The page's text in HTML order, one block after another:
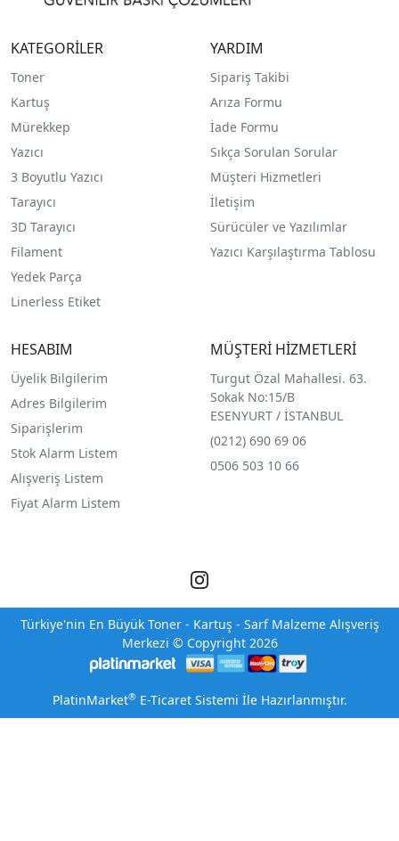
KATEGORİLER
Toner
Kartuş
Mürekkep
Yazıcı
3 Boyutlu Yazıcı
Tarayıcı
3D Tarayıcı
Filament
Yedek Parça
Linerless Etiket
YARDIM
Sipariş Takibi
Arıza Formu
İade Formu
Sıkça Sorulan Sorular
Müşteri Hizmetleri
İletişim
Sürücüler ve Yazılımlar
Yazıcı Karşılaştırma Tablosu
HESABIM
Üyelik Bilgilerim
Adres Bilgilerim
Siparişlerim
Stok Alarm Listem
Alışveriş Listem
Fiyat Alarm Listem
MÜŞTERİ HİZMETLERİ
Turgut Özal Mahallesi. 63.
Sokak No:15/B
ESENYURT / İSTANBUL
(0212) 690 69 06
0506 503 10 66
Türkiye'nin En Büyük Toner - Kartuş - Sarf Malzeme Alışveriş
Merkezi © Copyright 2026
PlatinMarket®E-Ticaret Sistemi İle Hazırlanmıştır.